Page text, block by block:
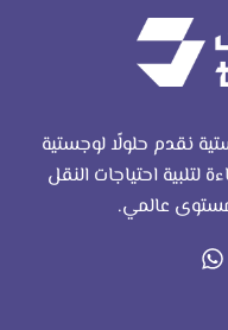
نقدم حلولًا لوجستية
لتلبية احتياجات النقل
عالمي.